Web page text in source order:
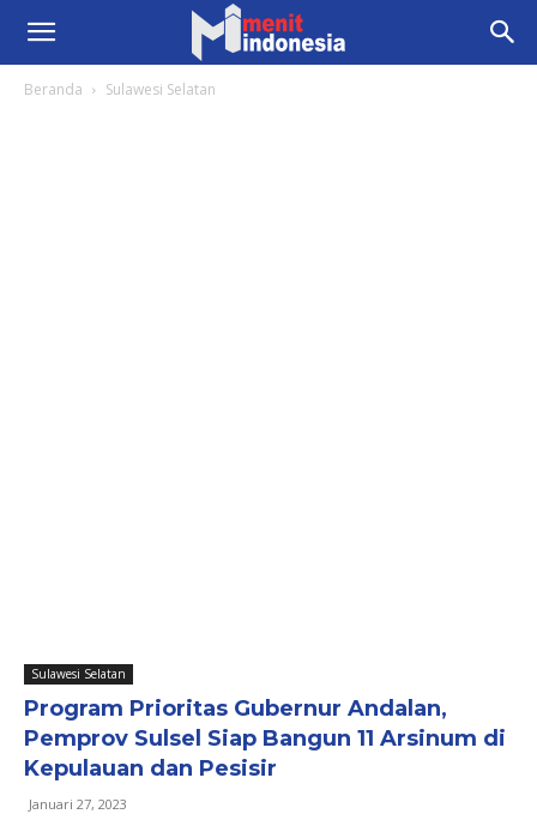
Beranda Sulawesi Selatan
Sulawesi Selatan
Program Prioritas Gubernur Andalan,
Pemprov Sulsel Siap Bangun 11 Arsinum di
Kepulauan dan Pesisir
Januari 27, 2023